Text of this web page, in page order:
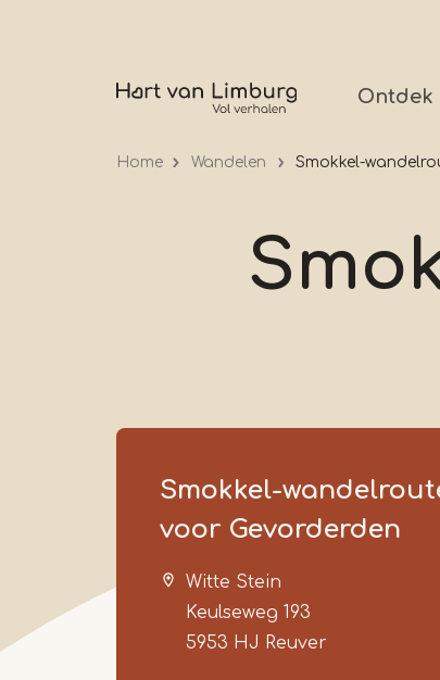
Ontdek
Home Wandelen Smokkel-
Smokkel-
voor Gevorderden
Witte Stein
Keulseweg 193
5953 HJ Reuver